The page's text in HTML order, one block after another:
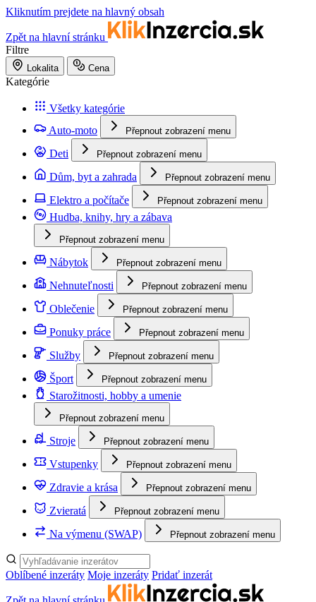
Kliknutím prejdete na hlavný obsah
Zpět na hlavní stránku
Filtre
Lokalita Cena
Kategórie
Všetky kategórie
Auto-moto
Přepnout zobrazení menu
Deti Přepnout zobrazení menu
Dům, byt a zahrada Přepnout zobrazení menu
Elektro a počítače Přepnout zobrazení menu
Hudba, knihy, hry a zábava
Přepnout zobrazení menu
Nábytok Přepnout zobrazení menu
Nehnuteľnosti Přepnout zobrazení menu
Oblečenie Přepnout zobrazení menu
Ponuky práce Přepnout zobrazení menu
Služby Přepnout zobrazení menu
Šport Přepnout zobrazení menu
Starožitnosti, hobby a umenie
Přepnout zobrazení menu
Stroje Přepnout zobrazení menu
Vstupenky Přepnout zobrazení menu
Zdravie a krása Přepnout zobrazení menu
Zvieratá Přepnout zobrazení menu
Na výmenu (SWAP) Přepnout zobrazení menu
Oblíbené inzeráty Moje inzeráty Pridať inzerát